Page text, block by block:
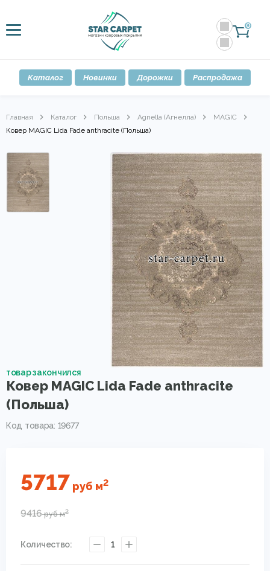
0
Каталог Новинки Дорожки Распродажа
Главная Каталог Польша Agnella (Агнелла)
MAGIC
Ковер MAGIC Lida Fade anthracite (Польша)
товар закончился
Ковер MAGIC Lida Fade anthracite
(Польша)
Код товара: 19677
5717 руб м2
9416рубм2
Количество: 1